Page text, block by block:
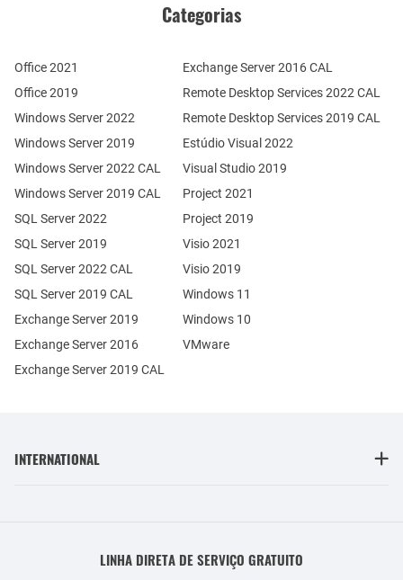
Categorias
Office 2021
Office 2019
Windows Server 2022
Windows Server 2019
Exchange Server 2019
Exchange Server 2016
SQL Server 2022
SQL Server 2019
Windows Server 2022 CAL
Windows Server 2019 CAL
SQL Server 2022 CAL
SQL Server 2019 CAL
Remote Desktop Services 2022 CAL
Remote Desktop Services 2019 CAL
Exchange Server 2019 CAL
Exchange Server 2016 CAL
Estúdio Visual 2022
Visual Studio 2019
Project 2021
Project 2019
Visio 2021
Visio 2019
Windows 11
Windows 10
VMware
INTERNATIONAL
LINHA DIRETA DE SERVIÇO GRATUITO